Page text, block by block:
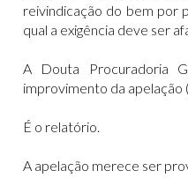
reivindicação do bem por
qual a exigência deve ser
A Douta Procuradoria
improvimento da apelação
É o relatório.
A apelação merece ser